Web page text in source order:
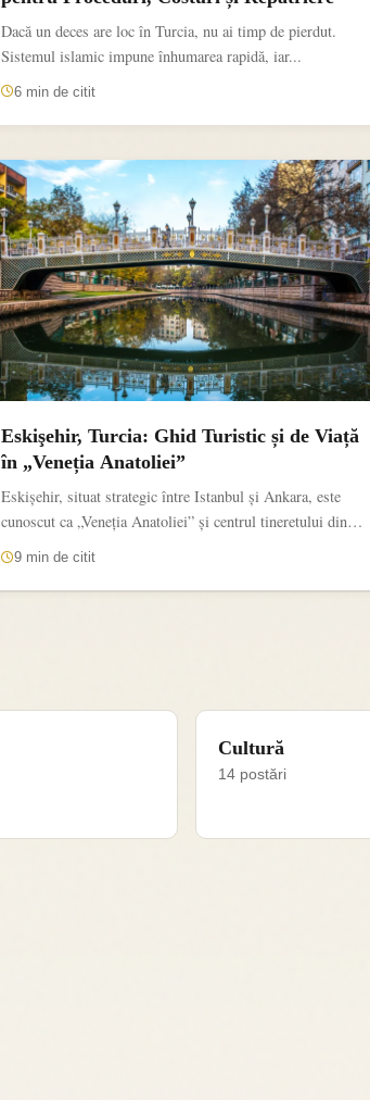
Dacă un deces are loc în Turcia, nu ai timp de pierdut.
Sistemul islamic impune înhumarea rapidă, iar...
6 min de citit
Eskişehir, Turcia: Ghid Turistic și de Viață
în „Veneția Anatoliei”
Eskişehir, situat strategic între Istanbul și Ankara, este
cunoscut ca „Veneția Anatoliei” și centrul tineretului din
Turcia. De...
9 min de citit
Cultură
14 postări